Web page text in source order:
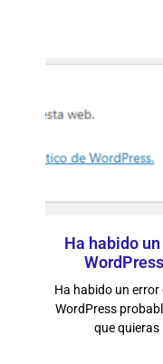
Ha habido
Ha habido un
WordPress
que quieras